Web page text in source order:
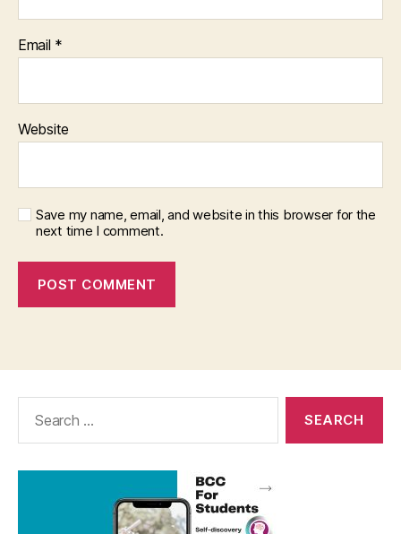
Email *
Website
Save my name, email, and website in this browser for the
next time I comment.